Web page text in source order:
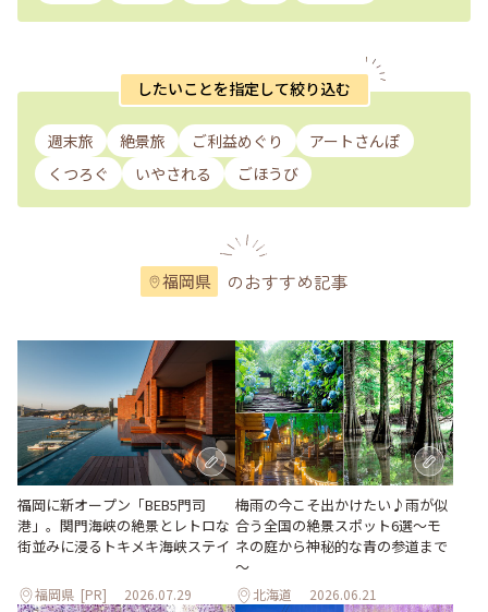
したいことを指定して絞り込む
週末旅 絶景旅 ご利益めぐり
アートさんぽ
くつろぐ
いやされる ごほうび
福岡県 のおすすめ記事
福岡に新オープン「BEB5門司
港」。関門海峡の絶景とレトロな
街並みに浸るトキメキ海峡ステイ
福岡県 [PR] 2026.07.29
梅雨の今こそ出かけたい♪雨が似
合う全国の絶景スポット6選～モ
ネの庭から神秘的な青の参道まで
～
北海道 2026.06.21